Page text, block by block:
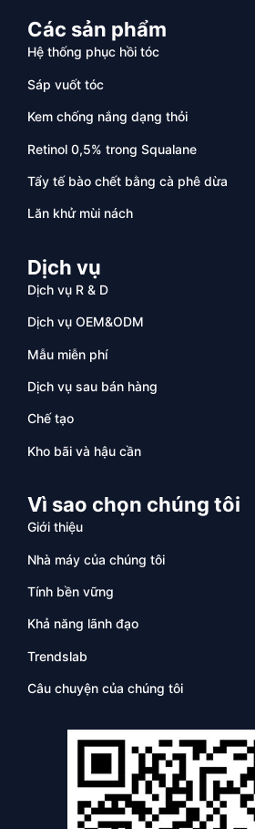
Các sản phẩm
Hệ thống phục hồi tóc
Sáp vuốt tóc
Kem chống nắng dạng thỏi
Retinol 0,5% trong Squalane
Tẩy tế bào chết bằng cà phê dừa
Lăn khử mùi nách
Dịch vụ
Dịch vụ R & D
Dịch vụ OEM&ODM
Mẫu miễn phí
Dịch vụ sau bán hàng
Chế tạo
Kho bãi và hậu cần
Vì sao chọn chúng tôi
Giới thiệu
Nhà máy của chúng tôi
Tính bền vững
Khả năng lãnh đạo
Trendslab
Câu chuyện của chúng tôi